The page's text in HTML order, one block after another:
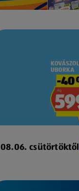
08.06. csütörtöktől